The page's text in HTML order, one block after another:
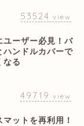
53524 view
ユーザー必見！バ
ハンドルカバーで
なる
49719 view
ットを再利用！